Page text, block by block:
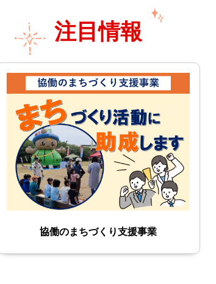
注目情報
自転車用ヘルメット購入費助成を
協働のまちづくり支援事業